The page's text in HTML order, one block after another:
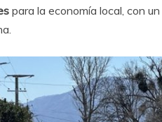
para la economía local, con